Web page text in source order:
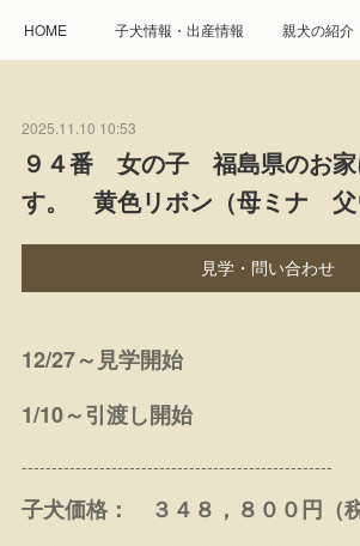
HOME 子犬情報・出産情報 親犬の紹介
遺伝疾患への取り組み Instagram アクセス
プレジール親睦会 特定商取引に基づく表記
2025.11.10 10:53
９４番 女の子 福島県のお家
す。 黄色リボン（母ミナ 父
見学・問い合わせ
12/27～見学開始
1/10～引渡し開始
----------------------------------------------------
子犬価格： ３４８，８００円（税